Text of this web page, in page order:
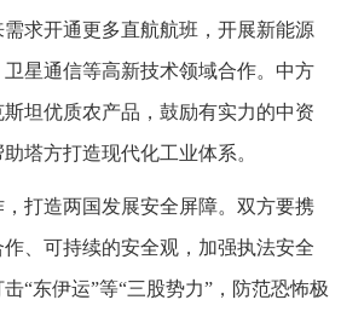
求开通更多直航航班，开展新能源
星通信等高新技术领域合作。中方
坦优质农产品，鼓励有实力的中资
塔方打造现代化工业体系。
打造两国发展安全屏障。双方要携
、可持续的安全观，加强执法安全
“东伊运”等“三股势力”，防范恐怖极